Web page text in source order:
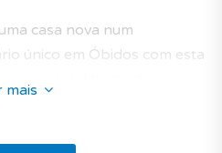
casa nova num
único em Óbidos com esta
fechado com campo de
mais